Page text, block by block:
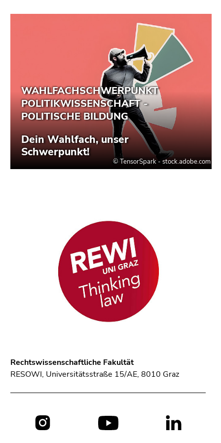
Rechtswissenschaftliche Fakultät
RESOWI, Universitätsstraße 15/AE, 8010 Graz